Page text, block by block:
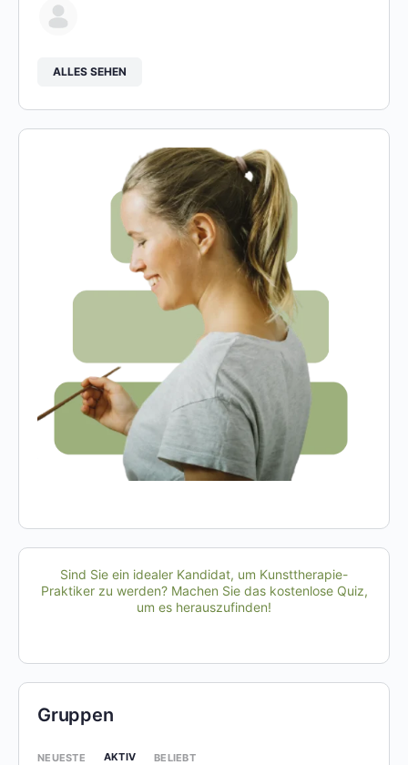
ALLES SEHEN
Sind Sie ein idealer Kandidat, um Kunsttherapie-
Praktiker zu werden? Machen Sie das kostenlose Quiz,
um es herauszufinden!
Gruppen
NEUESTE AKTIV BELIEBT